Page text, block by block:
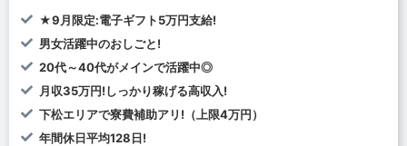
★9月限定:電子ギフト5万円支給!
男女活躍中のおしごと!
20代～40代がメインで活躍中◎
月収35万円!しっかり稼げる高収入!
下松エリアで寮費補助アリ!（上限4万円）
年間休日平均128日!